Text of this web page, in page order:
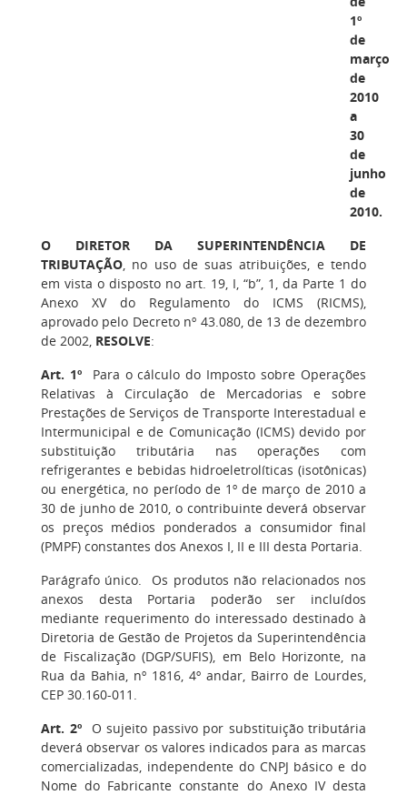
1º
de
março
de
2010
a
30
de
junho
de
2010.
O DIRETOR DA SUPERINTENDÊNCIA DE
TRIBUTAÇÃO, no uso de suas atribuições, e tendo
em vista o disposto no art. 19, I, “b”, 1, da Parte 1 do
Anexo XV do Regulamento do ICMS (RICMS),
aprovado pelo Decreto nº 43.080, de 13 de dezembro
de 2002, RESOLVE:
Art. 1º
Para o cálculo do Imposto sobre Operações
Relativas à Circulação de Mercadorias e sobre
Prestações de Serviços de Transporte Interestadual e
Intermunicipal e de Comunicação (ICMS) devido por
substituição tributária nas operações com
refrigerantes e bebidas hidroeletrolíticas (isotônicas)
ou energética, no período de 1º de março de 2010 a
30 de junho de 2010, o contribuinte deverá observar
os preços médios ponderados a consumidor final
(PMPF) constantes dos Anexos I, II e III desta Portaria.
Parágrafo único. Os produtos não relacionados nos
anexos desta Portaria poderão ser incluídos
mediante requerimento do interessado destinado à
Diretoria de Gestão de Projetos da Superintendência
de Fiscalização (DGP/SUFIS), em Belo Horizonte, na
Rua da Bahia, nº 1816, 4º andar, Bairro de Lourdes,
CEP 30.160-011.
Art. 2ºO sujeito passivo por substituição tributária
deverá observar os valores indicados para as marcas
comercializadas, independente do CNPJ básico e do
Nome do Fabricante constante do Anexo IV desta